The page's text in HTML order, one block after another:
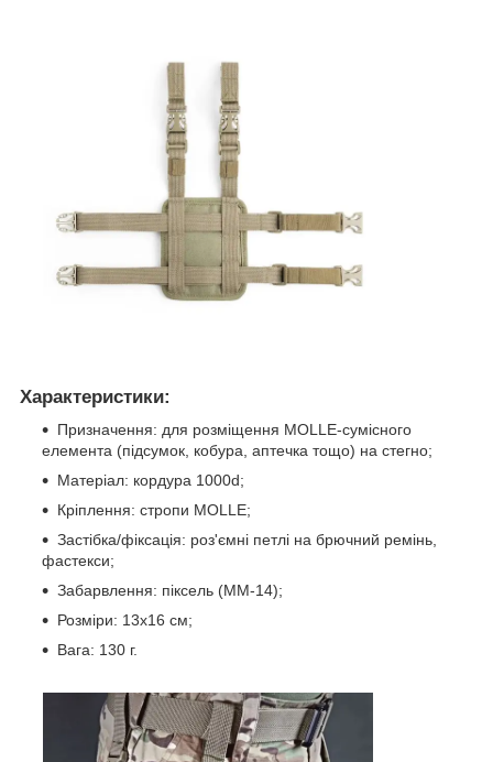
Характеристики:
Призначення: для розміщення MOLLE-сумісного
елемента (підсумок, кобура, аптечка тощо) на стегно;
Матеріал: кордура 1000d;
Кріплення: стропи MOLLE;
Застібка/фіксація: роз'ємні петлі на брючний ремінь,
фастекси;
Забарвлення: піксель (ММ-14);
Розміри: 13х16 см;
Вага: 130 г.